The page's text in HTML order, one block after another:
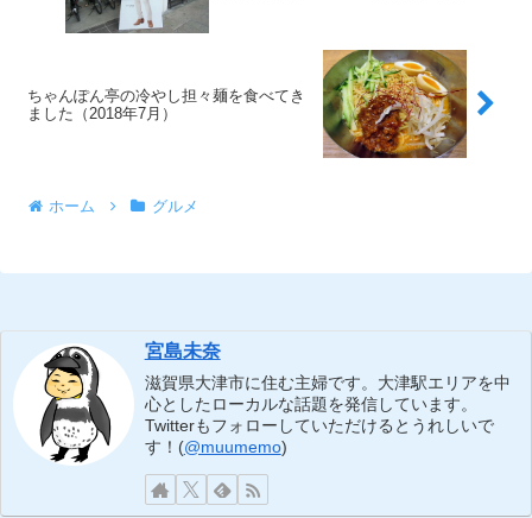
ちゃんぽん亭の冷やし担々麺を食べてき
ました（2018年7月）
ホーム グルメ
宮島未奈
滋賀県大津市に住む主婦です。大津駅エリアを中
心としたローカルな話題を発信しています。
Twitterもフォローしていただけるとうれしいで
す！(@muumemo)